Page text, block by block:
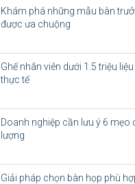
Khám phá những mẫu bàn
được ưa chuộng
Ghế nhân viên dưới 1.5 triệu
thực tế
Doanh nghiệp cần lưu ý 6 mẹo
lượng
Giải pháp chọn bàn họp phù